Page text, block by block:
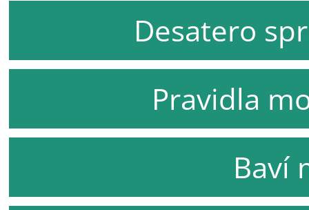
Desatero
Pravidla
Baví